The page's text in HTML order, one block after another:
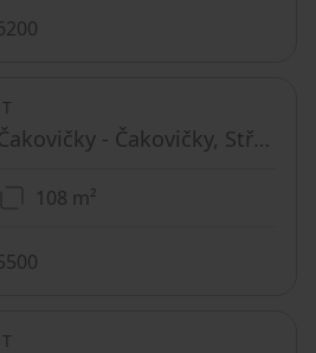
Zvonková, Čakovičky - Čakovičky, Středočeský Region
108 m²